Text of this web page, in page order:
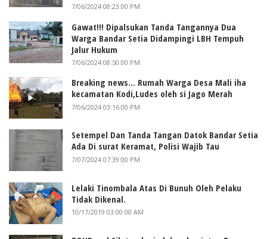
7/06/2024 08:23:00 PM
Gawat!!! Dipalsukan Tanda Tangannya Dua
Warga Bandar Setia Didampingi LBH Tempuh
Jalur Hukum
7/06/2024 08:50:00 PM
Breaking news... Rumah Warga Desa Mali iha
kecamatan Kodi,Ludes oleh si Jago Merah
7/06/2024 03:16:00 PM
Setempel Dan Tanda Tangan Datok Bandar Setia
Ada Di surat Keramat, Polisi Wajib Tau
7/07/2024 07:39:00 PM
Lelaki Tinombala Atas Di Bunuh Oleh Pelaku
Tidak Dikenal.
10/17/2019 03:00:00 AM